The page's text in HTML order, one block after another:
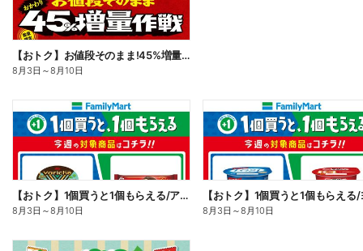
【おトク】お値段そのまま!45%増量作戦!
8月3日 ～8月10日
【おトク】1個買うと1個もらえる/アイス
8月3日 ～8月10日 8月3日 ～8月10日